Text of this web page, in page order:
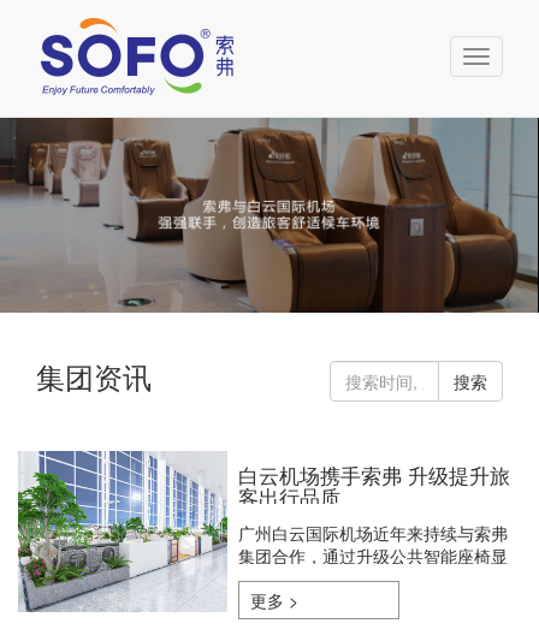
Toggle
集团资讯 搜索
白云机场携手索弗 升级提升旅
客出行品质
广州白云国际机场近年来持续与索弗
集团合作，通过升级公共智能座椅显
著提升旅客出行品质。并融入岭南文
化元素与绿植景观，打造兼具舒适性
与人文特色的候机环境
更多 >